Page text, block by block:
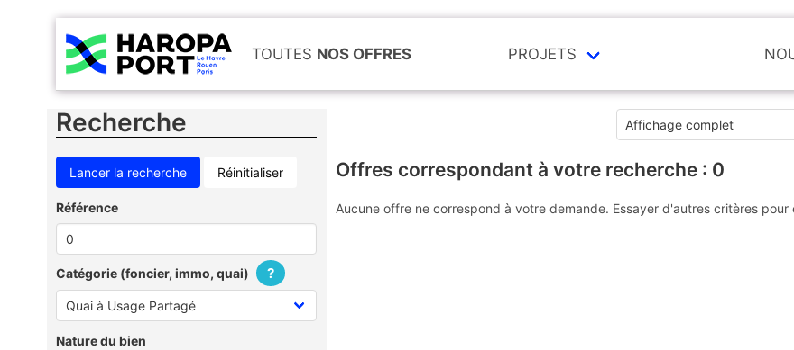
TOUTES NOS OFFRES PROJETS
Recherche
Réinitialiser
Référence
Catégorie (foncier, immo, quai) ?
Nature du bien
Offres correspondant à votre recherche : 0
Aucune offre ne correspond à votre demande. Essayer d'autres critères